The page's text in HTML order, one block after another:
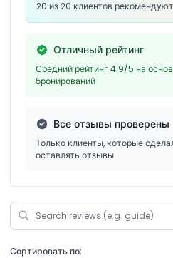
20 из 20 клиентов
Отличный рейтинг
Средний рейтинг 4.9/5 на
бронирований
Все отзывы проверены
Только клиенты, которые
оставлять отзывы
Сортировать по: